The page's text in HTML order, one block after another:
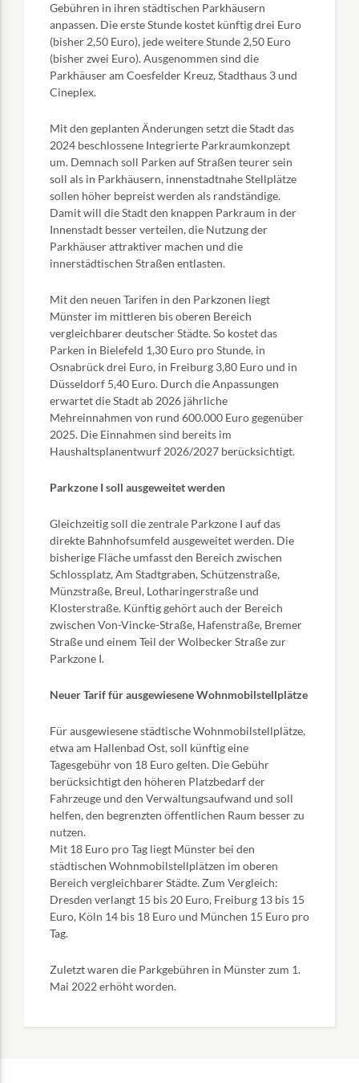
Gebühren in ihren städtischen Parkhäusern
anpassen. Die erste Stunde kostet künftig drei Euro
(bisher 2,50 Euro), jede weitere Stunde 2,50 Euro
(bisher zwei Euro). Ausgenommen sind die
Parkhäuser am Coesfelder Kreuz, Stadthaus 3 und
Cineplex.
Mit den geplanten Änderungen setzt die Stadt das
2024 beschlossene Integrierte Parkraumkonzept
um. Demnach soll Parken auf Straßen teurer sein
soll als in Parkhäusern, innenstadtnahe Stellplätze
sollen höher bepreist werden als randständige.
Damit will die Stadt den knappen Parkraum in der
Innenstadt besser verteilen, die Nutzung der
Parkhäuser attraktiver machen und die
innerstädtischen Straßen entlasten.
Mit den neuen Tarifen in den Parkzonen liegt
Münster im mittleren bis oberen Bereich
vergleichbarer deutscher Städte. So kostet das
Parken in Bielefeld 1,30 Euro pro Stunde, in
Osnabrück drei Euro, in Freiburg 3,80 Euro und in
Düsseldorf 5,40 Euro. Durch die Anpassungen
erwartet die Stadt ab 2026 jährliche
Mehreinnahmen von rund 600.000 Euro gegenüber
2025. Die Einnahmen sind bereits im
Haushaltsplanentwurf 2026/2027 berücksichtigt.
Parkzone I soll ausgeweitet werden
Gleichzeitig soll die zentrale Parkzone I auf das
direkte Bahnhofsumfeld ausgeweitet werden. Die
bisherige Fläche umfasst den Bereich zwischen
Schlossplatz, Am Stadtgraben, Schützenstraße,
Münzstraße, Breul, Lotharingerstraße und
Klosterstraße. Künftig gehört auch der Bereich
zwischen Von-Vincke-Straße, Hafenstraße, Bremer
Straße und einem Teil der Wolbecker Straße zur
Parkzone I.
Neuer Tarif für ausgewiesene Wohnmobilstellplätze
Für ausgewiesene städtische Wohnmobilstellplätze,
etwa am Hallenbad Ost, soll künftig eine
Tagesgebühr von 18 Euro gelten. Die Gebühr
berücksichtigt den höheren Platzbedarf der
Fahrzeuge und den Verwaltungsaufwand und soll
helfen, den begrenzten öffentlichen Raum besser zu
nutzen.
Mit 18 Euro pro Tag liegt Münster bei den
städtischen Wohnmobilstellplätzen im oberen
Bereich vergleichbarer Städte. Zum Vergleich:
Dresden verlangt 15 bis 20 Euro, Freiburg 13 bis 15
Euro, Köln 14 bis 18 Euro und München 15 Euro pro
Tag.
Zuletzt waren die Parkgebühren in Münster zum 1.
Mai 2022 erhöht worden.